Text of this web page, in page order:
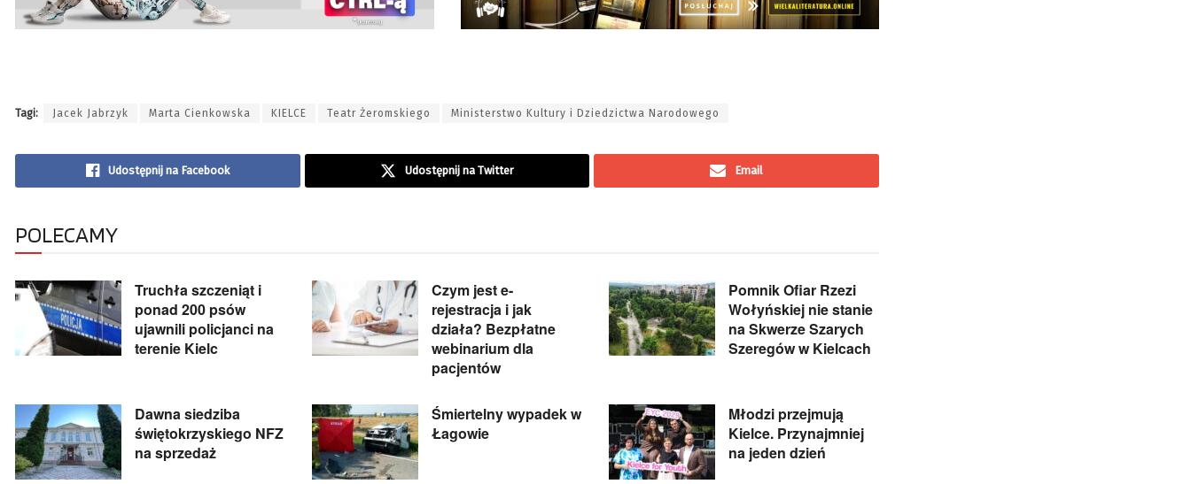
Tagi: Jacek Jabrzyk Marta Cienkowska KIELCE Teatr Żeromskiego Ministerstwo Kultury i Dziedzictwa Narodowego
Udostępnij na Facebook Udostępnij na Twitter Email
POLECAMY
Truchła szczeniąt i
ponad 200 psów
ujawnili policjanci na
terenie Kielc
Czym jest e-
rejestracja i jak
działa? Bezpłatne
webinarium dla
pacjentów
Pomnik Ofiar Rzezi
Wołyńskiej nie stanie
na Skwerze Szarych
Szeregów w Kielcach
Dawna siedziba
świętokrzyskiego NFZ
na sprzedaż
Śmiertelny wypadek w
Łagowie
Młodzi przejmują
Kielce. Przynajmniej
na jeden dzień